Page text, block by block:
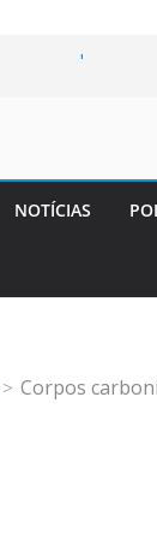
e pede
a bordo
NOTÍCIAS
Corpos